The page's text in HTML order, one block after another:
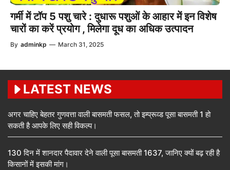
गर्मी में टॉप 5 पशु चारे : दुधारू पशुओं के आहार में इन विशेष
चारों का करें प्रयोग , मिलेगा दूध का अधिक उत्पादन
By adminkp — March 31, 2025
LATEST NEWS
अगर चाहिए बेहतर गुणवत्ता वाली बासमती फसल, तो इम्प्रूव्ड पूसा बासमती 1 हो
सकती है आपके लिए सही विकल्प।
130 दिन में शानदार पैदावार देने वाली पूसा बासमती 1637, जानिए क्यों बढ़ रही है
किसानों में इसकी मांग।